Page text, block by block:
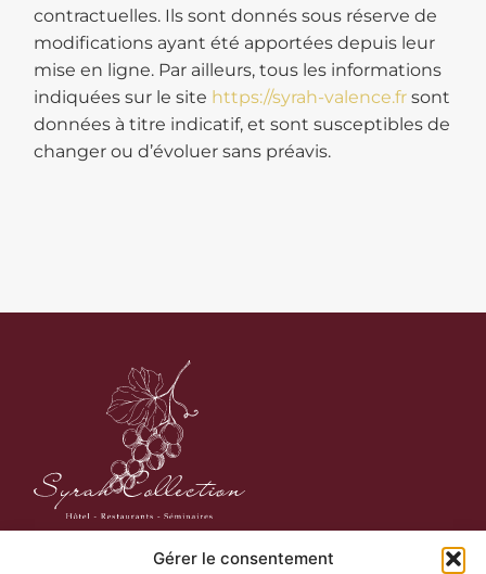
Gérer le consentement
contractuelles. Ils sont donnés sous réserve de
modifications ayant été apportées depuis leur
mise en ligne. Par ailleurs, tous les informations
indiquées sur le site https://syrah-valence.fr sont
données à titre indicatif, et sont susceptibles de
changer ou d’évoluer sans préavis.
Syrah Collection regroupe les